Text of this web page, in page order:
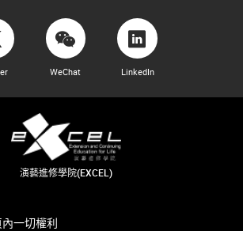
WeChat LinkedIn
演藝進修學院(EXCEL)
一切權利